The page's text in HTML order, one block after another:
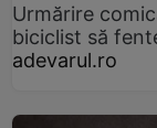
Urmărire
biciclist să
adevarul.ro